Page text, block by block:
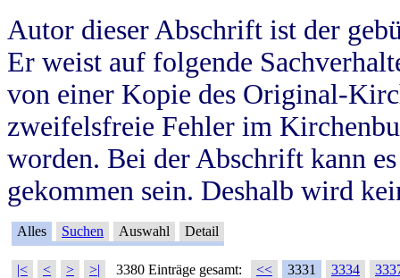
Autor dieser Abschrift ist der
Er weist auf folgende
von einer Kopie des Original-
zweifelsfreie Fehler im
worden. Bei der Abschrift kann
gekommen sein. Deshalb wird
Alles Suchen Auswahl Detail
|< < > >| 3380 Einträge gesamt: << 3331 3334